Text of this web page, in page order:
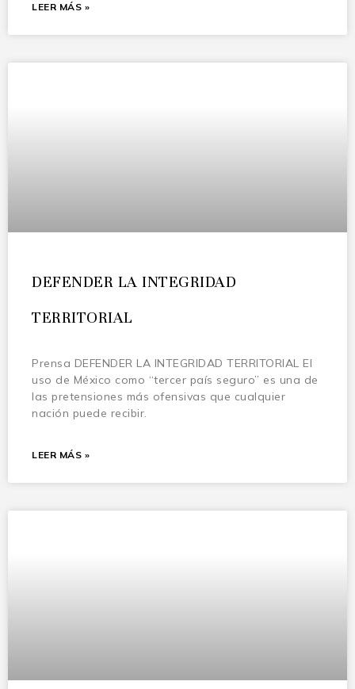
LEER MÁS »
DEFENDER LA INTEGRIDAD
TERRITORIAL
Prensa DEFENDER LA INTEGRIDAD TERRITORIAL El
uso de México como “tercer país seguro” es una de
las pretensiones más ofensivas que cualquier
nación puede recibir.
LEER MÁS »